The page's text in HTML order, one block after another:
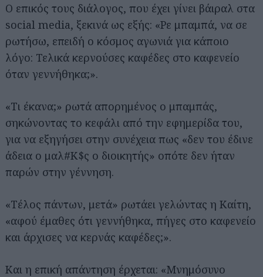
Ο επικός τους διάλογος, που έχει γίνει βάιραλ στα
social media, ξεκινά ως εξής: «Ρε μπαμπά, να σε
ρωτήσω, επειδή ο κόσμος αγωνιά για κάποιο
λόγο: Τελικά κερνούσες καφέδες στο καφενείο
όταν γεννήθηκα;».
«Τι έκανα;» ρωτά απορημένος ο μπαμπάς,
σηκώνοντας το κεφάλι από την εφημερίδα του,
για να εξηγήσει στην συνέχεια πως «δεν του έδινε
άδεια ο μαλ#Κ$ς ο διοικητής» οπότε δεν ήταν
παρών στην γέννηση.
«Τέλος πάντων, μετά» ρωτάει γελώντας η Καίτη,
«αφού έμαθες ότι γεννήθηκα, πήγες στο καφενείο
και άρχισες να κερνάς καφέδες;».
Και η επική απάντηση έρχεται: «Μνημόσυνο